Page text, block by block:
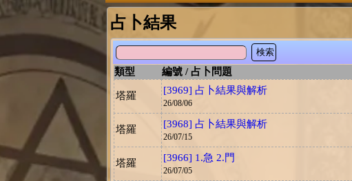
占卜結果
検索
類型 編號 / 占卜問題
塔羅 [3969] 占卜結果與解析
26/08/06
塔羅 [3968] 占卜結果與解析
26/07/15
塔羅 [3966] 1.急 2.門
26/07/05